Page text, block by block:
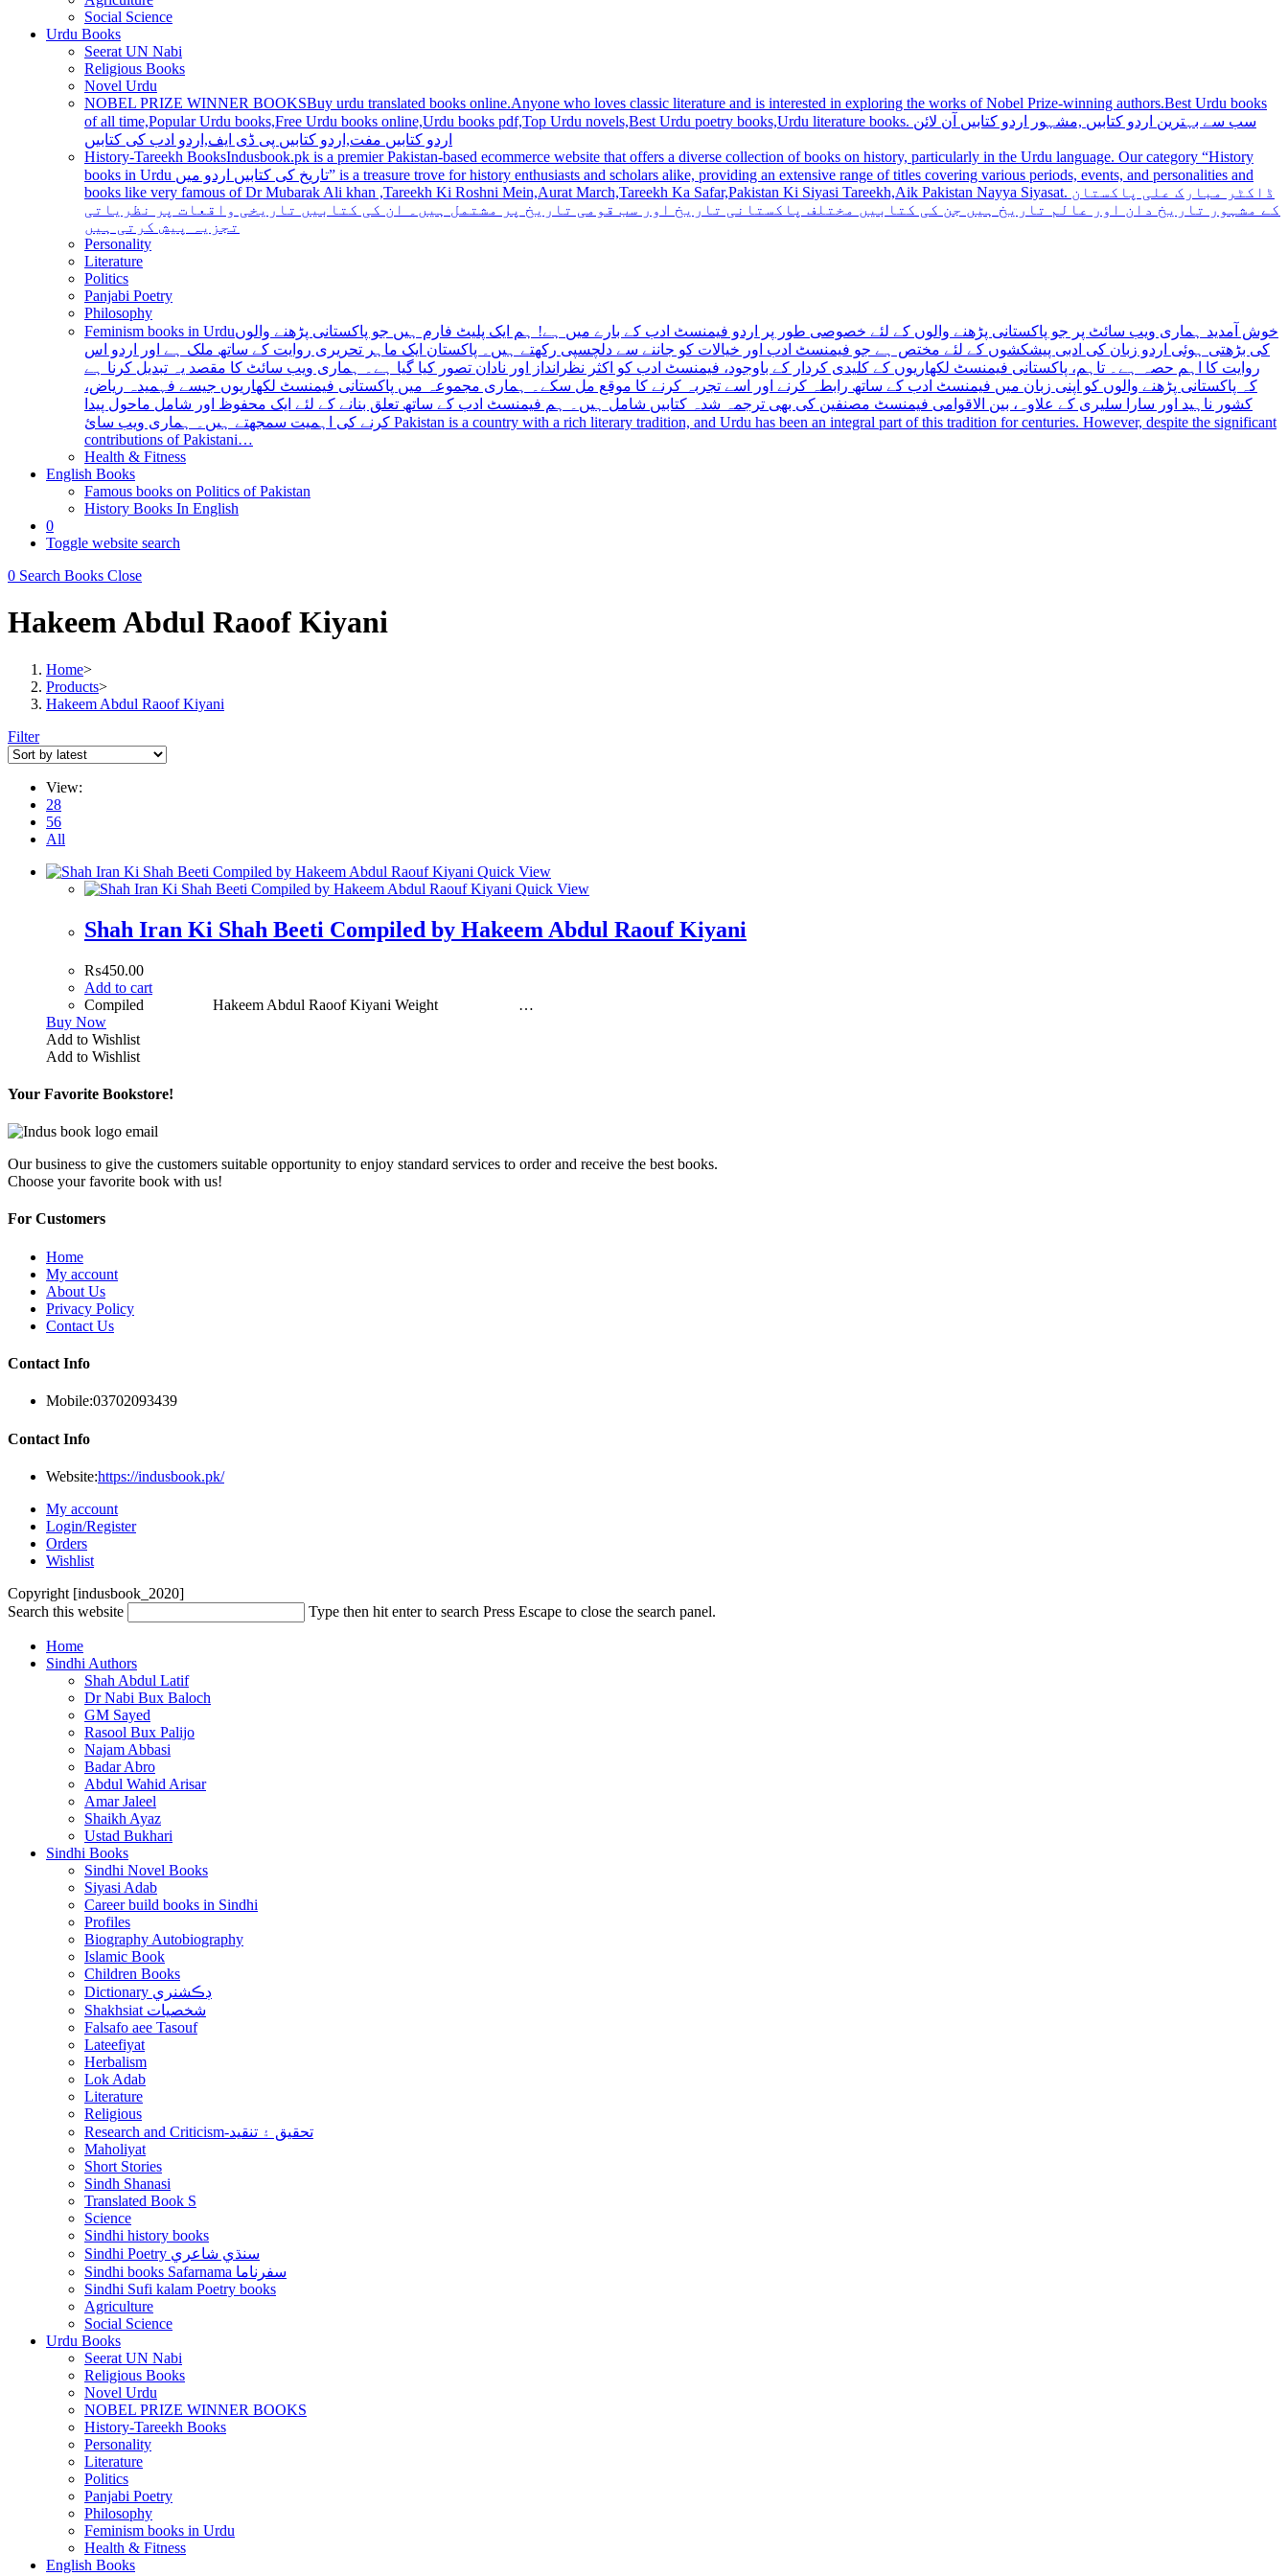
Social Science
Urdu Books
Seerat UN Nabi
Religious Books
Novel Urdu
NOBEL PRIZE WINNER BOOKSBuy urdu translated books online.Anyone who loves classic literature and is interested in exploring the works of Nobel Prize-winning authors.Best Urdu books
of all time,Popular Urdu books,Free Urdu books online,Urdu books pdf,Top Urdu novels,Best Urdu poetry books,Urdu literature books. سب سے بہترین اردو کتابیں ,مشہور اردو کتابیں آن لائن
اردو کتابیں مفت,اردو کتابیں پی ڈی ایف,اردو ادب کی کتابیں
History-Tareekh BooksIndusbook.pk is a premier Pakistan-based ecommerce website that offers a diverse collection of books on history, particularly in the Urdu language. Our category “History
books in Urdu تاریخ کی کتابیں اردو میں” is a treasure trove for history enthusiasts and scholars alike, providing an extensive range of titles covering various periods, events, and personalities and
books like very famous of Dr Mubarak Ali khan ,Tareekh Ki Roshni Mein,Aurat March,Tareekh Ka Safar,Pakistan Ki Siyasi Tareekh,Aik Pakistan Nayya Siyasat. ڈاکٹر مبارک علی پاکستان
کے مشہور تاریخ دان اور عالم تاریخ ہیں جن کی کتابیں مختلف پاکستانی تاریخ اور سب قومی تاریخ پر مشتمل ہیں۔ ان کی کتابیں تاریخی واقعات پر نظریاتی
تجزیہ پیش کرتی ہیں
Personality
Literature
Politics
Panjabi Poetry
Philosophy
Feminism books in Urduخوش آمدید ہماری ویب سائٹ پر جو پاکستانی پڑھنے والوں کے لئے خصوصی طور پر اردو فیمنسٹ ادب کے بارے میں ہے! ہم ایک پلیٹ فارم ہیں جو پاکستانی پڑھنے والوں
کی بڑھتی ہوئی اردو زبان کی ادبی پیشکشوں کے لئے مختص ہے جو فیمنسٹ ادب اور خیالات کو جاننے سے دلچسپی رکھتے ہیں۔ پاکستان ایک ماہر تحریری روایت کے ساتھ ملک ہے اور اردو اس
روایت کا اہم حصہ ہے۔ تاہم، پاکستانی فیمنسٹ لکھاریوں کے کلیدی کردار کے باوجود، فیمنسٹ ادب کو اکثر نظرانداز اور نادان تصور کیا گیا ہے۔ ہماری ویب سائٹ کا مقصد یہ تبدیل کرنا ہے
کہ پاکستانی پڑھنے والوں کو اپنی زبان میں فیمنسٹ ادب کے ساتھ رابطہ کرنے اور اسے تجربہ کرنے کا موقع مل سکے۔ ہماری مجموعہ میں پاکستانی فیمنسٹ لکھاریوں جیسے فہمیدہ ریاض،
کشور ناہید اور سارا سلیری کے علاوہ، بین الاقوامی فیمنسٹ مصنفین کی بھی ترجمہ شدہ کتابیں شامل ہیں۔ ہم فیمنسٹ ادب کے ساتھ تعلق بنانے کے لئے ایک محفوظ اور شامل ماحول پیدا
کرنے کی اہمیت سمجھتے ہیں۔ ہماری ویب سائ Pakistan is a country with a rich literary tradition, and Urdu has been an integral part of this tradition for centuries. However, despite the significant
contributions of Pakistani…
Health & Fitness
English Books
Famous books on Politics of Pakistan
History Books In English
0
Toggle website search
0 Search Books Close
Hakeem Abdul Raoof Kiyani
Home>
Products>
Hakeem Abdul Raoof Kiyani
Filter
View:
28
56
All
Quick View
Quick View
Shah Iran Ki Shah Beeti Compiled by Hakeem Abdul Raouf Kiyani
₨450.00
Add to cart
Compiled Hakeem Abdul Raoof Kiyani Weight …
Buy Now
Add to Wishlist
Add to Wishlist
Your Favorite Bookstore!
Our business to give the customers suitable opportunity to enjoy standard services to order and receive the best books.
Choose your favorite book with us!
For Customers
Home
My account
About Us
Privacy Policy
Contact Us
Contact Info
Mobile:03702093439
Contact Info
Website:https://indusbook.pk/
My account
Login/Register
Orders
Wishlist
Copyright [indusbook_2020]
Search this website
Type then hit enter to search Press Escape to close the search panel.
Home
Sindhi Authors
Shah Abdul Latif
Dr Nabi Bux Baloch
GM Sayed
Rasool Bux Palijo
Najam Abbasi
Badar Abro
Abdul Wahid Arisar
Amar Jaleel
Shaikh Ayaz
Ustad Bukhari
Sindhi Books
Sindhi Novel Books
Siyasi Adab
Career build books in Sindhi
Profiles
Biography Autobiography
Islamic Book
Children Books
Dictionary ڊڪشنري
Shakhsiat شخصيات
Falsafo aee Tasouf
Lateefiyat
Herbalism
Lok Adab
Literature
Religious
Research and Criticism-تحقيق ۽ تنقيد
Maholiyat
Short Stories
Sindh Shanasi
Translated Book S
Science
Sindhi history books
Sindhi Poetry سنڌي شاعري
Sindhi books Safarnama سفرناما
Sindhi Sufi kalam Poetry books
Agriculture
Social Science
Urdu Books
Seerat UN Nabi
Religious Books
Novel Urdu
NOBEL PRIZE WINNER BOOKS
History-Tareekh Books
Personality
Literature
Politics
Panjabi Poetry
Philosophy
Feminism books in Urdu
Health & Fitness
English Books